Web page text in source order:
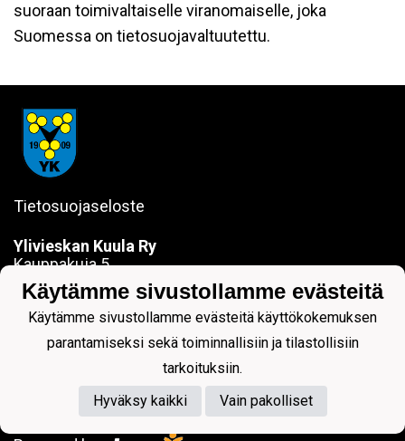
suoraan toimivaltaiselle viranomaiselle, joka
Suomessa on tietosuojavaltuutettu.
Tietosuojaseloste
Ylivieskan Kuula Ry
Kauppakuja 5
84100 YLIVIESKA
sanna.jokela@ylivieskankuula.fi
0442354684
Y-tunnus: 0190563-7
Käytämme sivustollamme evästeitä
Käytämme sivustollamme evästeitä käyttökokemuksen
parantamiseksi sekä toiminnallisiin ja tilastollisiin
tarkoituksiin.
Hyväksy kaikki
Vain pakolliset